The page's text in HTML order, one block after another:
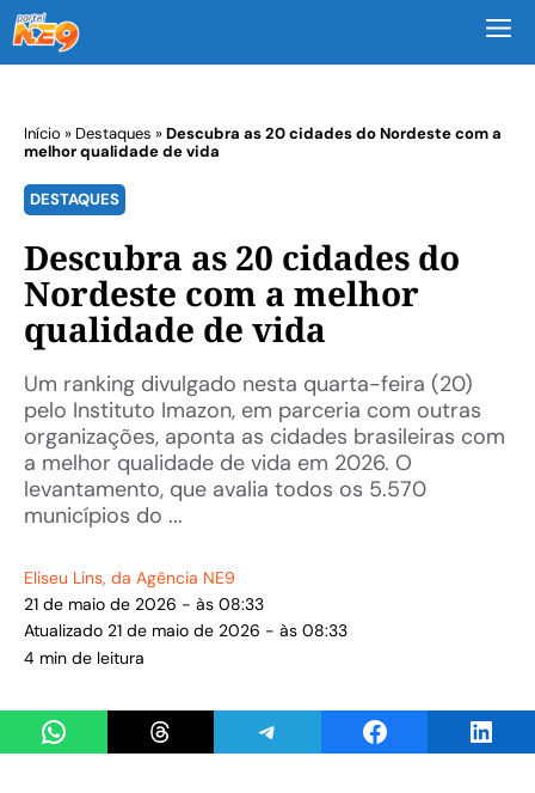
Início » Destaques »Descubra as 20 cidades do Nordeste com a
melhor qualidade de vida
DESTAQUES
Descubra as 20 cidades do
Nordeste com a melhor
qualidade de vida
Um ranking divulgado nesta quarta-feira (20)
pelo Instituto Imazon, em parceria com outras
organizações, aponta as cidades brasileiras com
a melhor qualidade de vida em 2026. O
levantamento, que avalia todos os 5.570
municípios do ...
Eliseu Lins, da Agência NE9
21 de maio de 2026 - às 08:33
Atualizado 21 de maio de 2026 - às 08:33
4 min de leitura
Share on WhatsAppShare on ThreadsShare on TelegramShare on Facebook